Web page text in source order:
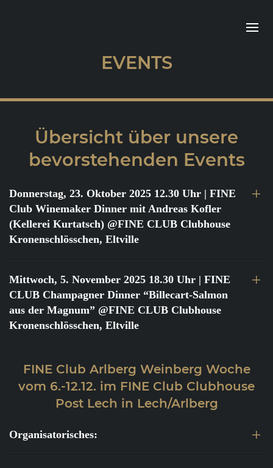
EVENTS
Übersicht über unsere
bevorstehenden Events
Donnerstag, 23. Oktober 2025 12.30 Uhr | FINE
Club Winemaker Dinner mit Andreas Kofler
(Kellerei Kurtatsch) @FINE CLUB Clubhouse
Kronenschlösschen, Eltville
Mittwoch, 5. November 2025 18.30 Uhr | FINE
CLUB Champagner Dinner “Billecart-Salmon
aus der Magnum” @FINE CLUB Clubhouse
Kronenschlösschen, Eltville
FINE Club Arlberg Weinberg Woche
vom 6.-12.12. im FINE Club Clubhouse
Post Lech in Lech/Arlberg
Organisatorisches: